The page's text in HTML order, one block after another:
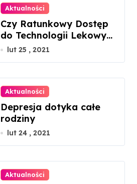
Aktualności
Czy Ratunkowy Dostęp
do Technologii Lekowych
uratuje chorego z
lut 25 , 2021
Aktualności
Depresja dotyka całe
rodziny
lut 24 , 2021
Aktualności